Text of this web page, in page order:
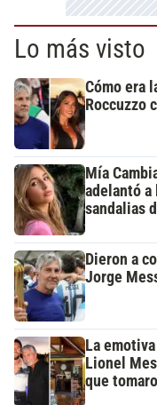
Lo más visto
Cómo era
Roccuzzo
Mía
adelantó a
sandalias
Dieron a
Jorge
La
Lionel
que